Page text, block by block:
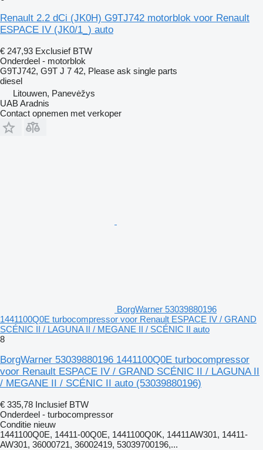
Renault 2.2 dCi (JK0H) G9TJ742 motorblok voor Renault
ESPACE IV (JK0/1_) auto
€ 247,93 Exclusief BTW
Onderdeel - motorblok
G9TJ742, G9T J 7 42, Please ask single parts
diesel
Litouwen, Panevėžys
UAB Aradnis
Contact opnemen met verkoper
BorgWarner 53039880196
1441100Q0E turbocompressor voor Renault ESPACE IV / GRAND
SCÉNIC II / LAGUNA II / MEGANE II / SCÉNIC II auto
8
BorgWarner 53039880196 1441100Q0E turbocompressor
voor Renault ESPACE IV / GRAND SCÉNIC II / LAGUNA II
/ MEGANE II / SCÉNIC II auto (53039880196)
€ 335,78 Inclusief BTW
Onderdeel - turbocompressor
Conditie nieuw
1441100Q0E, 14411-00Q0E, 1441100Q0K, 14411AW301, 14411-
AW301, 36000721, 36002419, 53039700196,...